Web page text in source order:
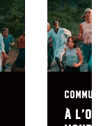
À